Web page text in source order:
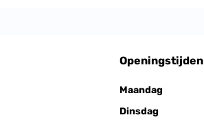
Openingstijden
Maandag
Dinsdag